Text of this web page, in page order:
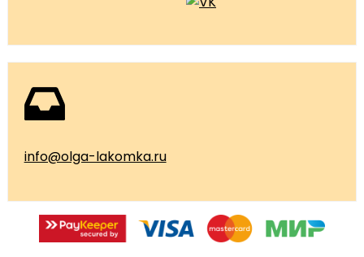
info@olga-lakomka.ru